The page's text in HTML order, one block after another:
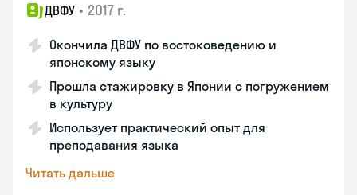
ДВФУ • 2017 г.
Окончила ДВФУ по востоковедению и
японскому языку
Прошла стажировку в Японии с погружением
в культуру
Использует практический опыт для
преподавания языка
Читать дальше